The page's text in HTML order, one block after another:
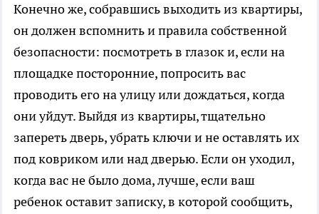
Конечно же, собравшись выходить из квартиры,
он должен вспомнить и правила собственной
безопасности: посмотреть в глазок и, если на
площадке посторонние, попросить вас
проводить его на улицу или дождаться, когда
они уйдут. Выйдя из квартиры, тщательно
запереть дверь, убрать ключи и не оставлять их
под ковриком или над дверью. Если он уходил,
когда вас не было дома, лучше, если ваш
ребенок оставит записку, в которой сообщить,